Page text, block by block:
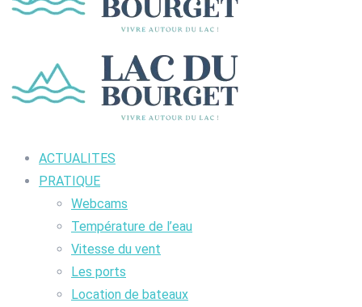
ACTUALITES
PRATIQUE
Webcams
Température de l’eau
Vitesse du vent
Les ports
Location de bateaux